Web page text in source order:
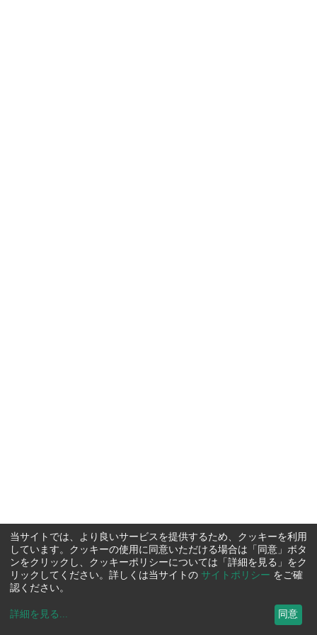
当サイトでは、より良いサービスを提供するため、クッキーを利用
しています。クッキーの使用に同意いただける場合は「同意」ボタ
ンをクリックし、クッキーポリシーについては「詳細を見る」をク
リックしてください。詳しくは当サイトの サイトポリシー をご確
認ください。
詳細を見る ... 同意